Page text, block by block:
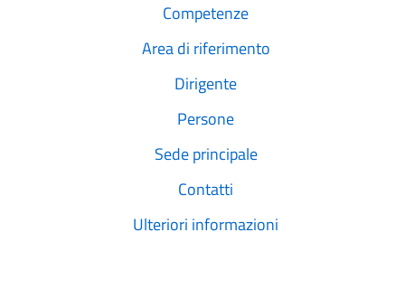
Competenze
Area di riferimento
Dirigente
Persone
Sede principale
Contatti
Ulteriori informazioni